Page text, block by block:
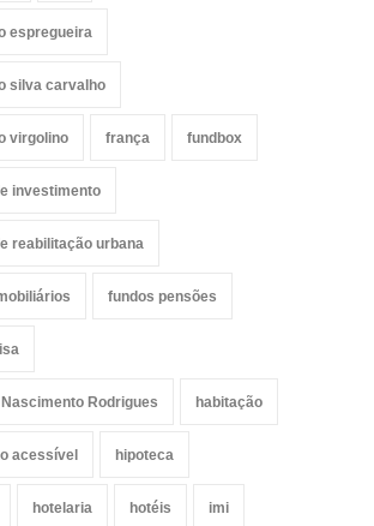
espregueira
silva carvalho
virgolino frança fundbox
investimento
reabilitação urbana
fundos pensões
Rodrigues habitação
acessível hipoteca
hotelaria hotéis imi